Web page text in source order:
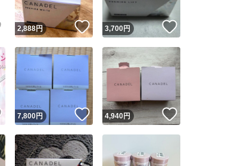
安心取引出品者 Yahoo!フリマの基準をクリアした安心・安
取引実績
取引実績◯+ このユーザーはYahoo!フリマの取引を完了
他フリマ実績◯+ このユーザーは他フリマサービスでの取引
スピード&安心発送
※このバッジは実績に基づく表示であり、発送を保証しているものではあり
商品画像の無断転載は禁止されています
コピーは1商品につき1回です
出品ページへ
いいね！
2,888円 いいね！
3,700円
いいね！
7,800円 いいね！
4,940円